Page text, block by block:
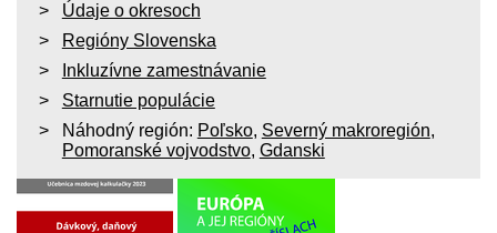
Údaje o okresoch
Regióny Slovenska
Inkluzívne zamestnávanie
Starnutie populácie
Náhodný región: Poľsko, Severný makroregión,
Pomoranské vojvodstvo, Gdanski